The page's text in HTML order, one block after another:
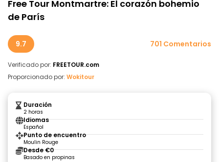
Free Tour Montmartre: El corazón bohemio
de París
9.7 701 Comentarios
Verificado por: FREETOUR.com
Proporcionado por: Wokitour
Duración
2 horas
Idiomas
Español
Punto de encuentro
Moulin Rouge
Desde €0
Basado en propinas